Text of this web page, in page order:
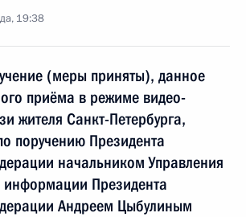
19:38
(меры приняты), данное
приёма в режиме видео-
жителя Санкт-Петербурга,
поручению Президента
начальником Управления
информации Президента
Андреем Цыбулиным